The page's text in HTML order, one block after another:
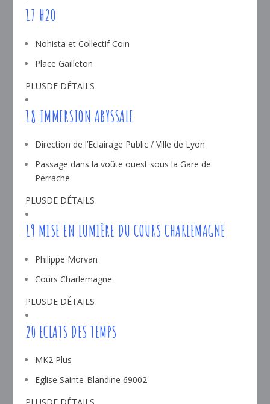
17 H2O
Nohista et Collectif Coin
Place Gailleton
PLUSDE DÉTAILS
18 IMMERSION ABYSSALE
Direction de l’Eclairage Public / Ville de Lyon
Passage dans la voûte ouest sous la Gare de
Perrache
PLUSDE DÉTAILS
19 MISE EN LUMIÈRE DU COURS CHARLEMAGNE
Philippe Morvan
Cours Charlemagne
PLUSDE DÉTAILS
20 ECLATS DES TEMPS
MK2 Plus
Eglise Sainte-Blandine 69002